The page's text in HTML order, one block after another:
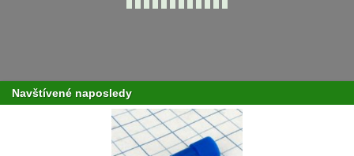
Navštívené naposledy